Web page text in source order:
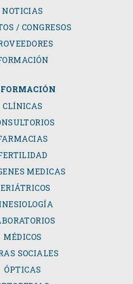
NOTICIAS
/ CONGRESOS
CLÍNICAS
MEDICAS
MÉDICOS
SOCIALES
ÓPTICAS